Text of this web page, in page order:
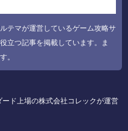
テマが運営しているゲーム攻略サ
立つ記事を掲載しています。ま
。
ド上場の株式会社コレックが運営